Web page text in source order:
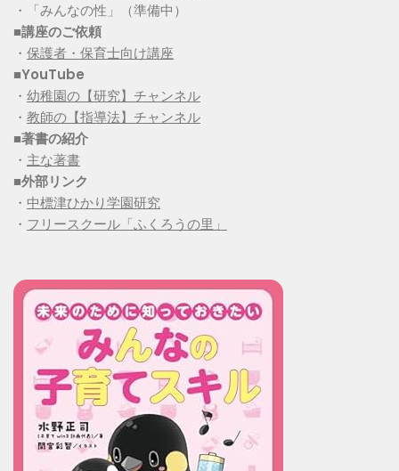
・「みんなの性」（準備中）
■講座のご依頼
・ 保護者・保育士向け講座
■YouTube
・ 幼稚園の【研究】チャンネル
・ 教師の【指導法】チャンネル
■著書の紹介
・ 主な著書
■外部リンク
・ 中標津ひかり学園研究
・ フリースクール「ふくろうの里」